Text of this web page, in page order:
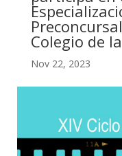
Colegio de
Nov 22, 2023